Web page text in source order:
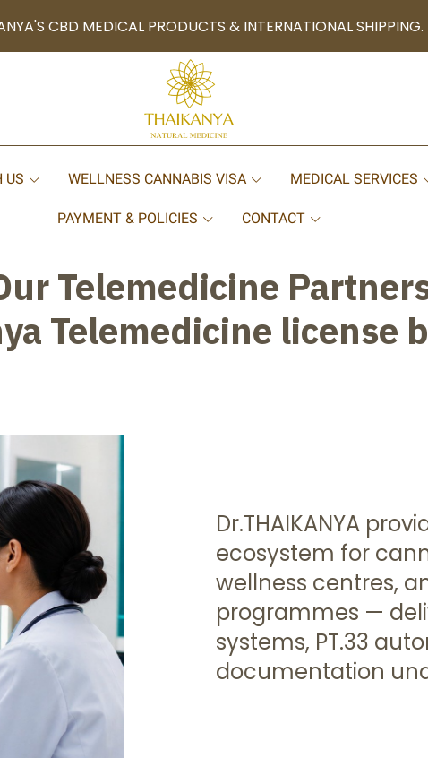
CBD MEDICAL PRODUCTS & INTERNATIONAL SHIPPING.
US WELLNESS CANNABIS VISA MEDICAL SERVICES
PAYMENT & POLICIES CONTACT
Telemedicine
Telemedicine license
Dr.THAIKANYA
ecosystem for
wellness centres,
programmes —
systems, PT.33
documentation